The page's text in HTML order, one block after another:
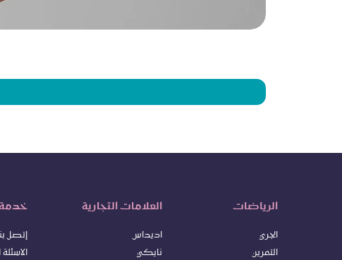
خدمة
إتصل
العلامات التجارية
اديداس
نايكي
الرياضات
الجري
التمرين